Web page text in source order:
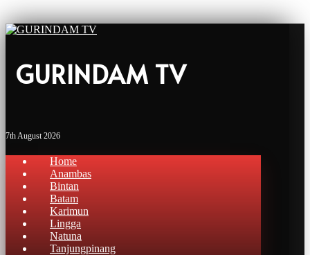
GURINDAM TV
7th August 2026
Home
Anambas
Bintan
Batam
Karimun
Lingga
Natuna
Tanjungpinang